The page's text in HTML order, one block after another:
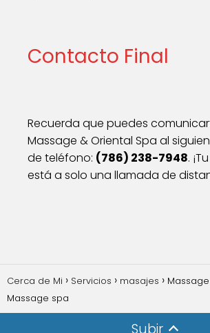
Contacto Final
Recuerda que puedes
Massage & Oriental Spa al
de teléfono: (786) 238-7948.
está a solo una llamada de
Cerca de Mi Servicios masajes
Massage spa